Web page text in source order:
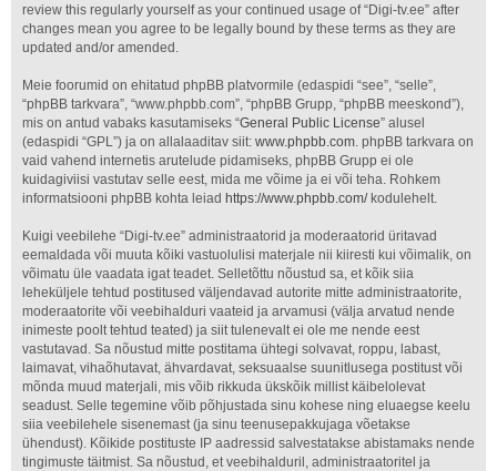
review this regularly yourself as your continued usage of “Digi-tv.ee” after
changes mean you agree to be legally bound by these terms as they are
updated and/or amended.
Meie foorumid on ehitatud phpBB platvormile (edaspidi “see”, “selle”,
“phpBB tarkvara”, “www.phpbb.com”, “phpBB Grupp, “phpBB meeskond”),
mis on antud vabaks kasutamiseks “General Public License” alusel
(edaspidi “GPL”) ja on allalaaditav siit: www.phpbb.com. phpBB tarkvara on
vaid vahend internetis arutelude pidamiseks, phpBB Grupp ei ole
kuidagiviisi vastutav selle eest, mida me võime ja ei või teha. Rohkem
informatsiooni phpBB kohta leiad https://www.phpbb.com/kodulehelt.
Kuigi veebilehe “Digi-tv.ee” administraatorid ja moderaatorid üritavad
eemaldada või muuta kõiki vastuolulisi materjale nii kiiresti kui võimalik, on
võimatu üle vaadata igat teadet. Selletõttu nõustud sa, et kõik siia
leheküljele tehtud postitused väljendavad autorite mitte administraatorite,
moderaatorite või veebihalduri vaateid ja arvamusi (välja arvatud nende
inimeste poolt tehtud teated) ja siit tulenevalt ei ole me nende eest
vastutavad. Sa nõustud mitte postitama ühtegi solvavat, roppu, labast,
laimavat, vihaõhutavat, ähvardavat, seksuaalse suunitlusega postitust või
mõnda muud materjali, mis võib rikkuda ükskõik millist käibelolevat
seadust. Selle tegemine võib põhjustada sinu kohese ning eluaegse keelu
siia veebilehele sisenemast (ja sinu teenusepakkujaga võetakse
ühendust). Kõikide postituste IP aadressid salvestatakse abistamaks nende
tingimuste täitmist. Sa nõustud, et veebihalduril, administraatoritel ja